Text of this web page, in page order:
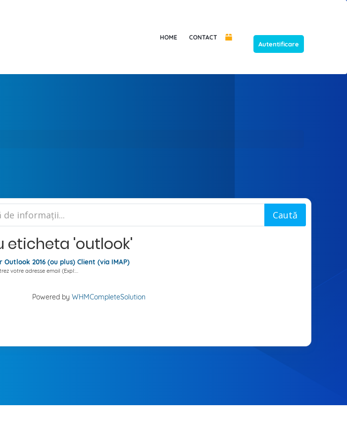
HOME CONTACT
Autentificare
eticheta 'outlook'
2016 (ou plus) Client (via IMAP)
votre adresse email (Expl:...
Powered by WHMCompleteSolution